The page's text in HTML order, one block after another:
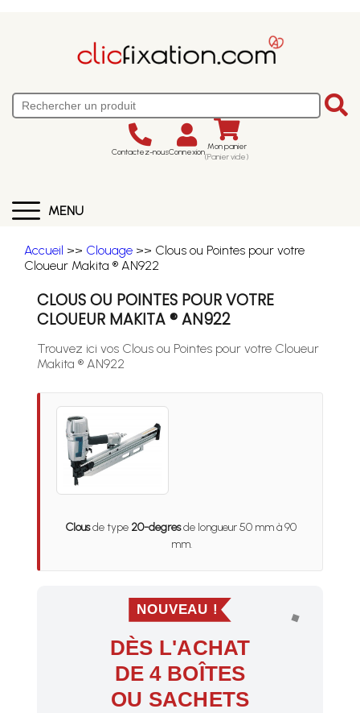
Contactez-nousConnexion Mon panier
(Panier vide)
MENU
Accueil >> Clouage >> Clous ou Pointes pour votre
Cloueur Makita ® AN922
CLOUS OU POINTES POUR VOTRE
CLOUEUR MAKITA ® AN922
Trouvez ici vos Clous ou Pointes pour votre Cloueur
Makita ® AN922
Clousde type 20-degresde longueur 50 mm à 90
mm.
NOUVEAU !
DÈS L'ACHAT
DE 4 BOÎTES
OU SACHETS